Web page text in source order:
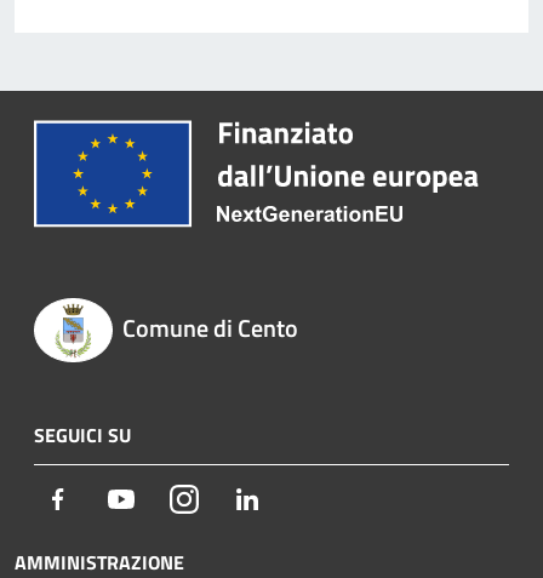
Comune di Cento
SEGUICI SU
Facebook YoutubeInstagram
AMMINISTRAZIONE